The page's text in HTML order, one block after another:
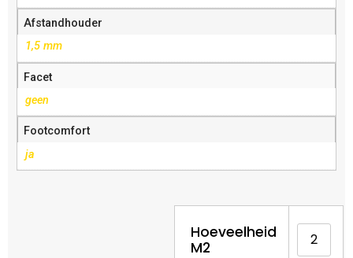
Afstandhouder
1,5 mm
Facet
geen
Footcomfort
ja
Hoeveelheid
M2